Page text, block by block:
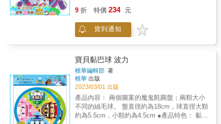
球。 盤背的魔鬼氈扣帶可調整，便於固定手
部。 黏著力高，背袋方便調整，用法簡易，適
合親子戶外遊戲，開心動一動！ ★玩法介紹：
投擲增加難度。 兩人以上玩：可依據自己和同
伴的力氣大小決定距離的遠近
9 折 特價 234 元
貨到通知
寶貝黏巴球 波力
根華編輯部 著
根華 出版
2023/03/01 出版
產品內容： 兩個圖案的魔鬼氈圓盤；兩顆大小
不同的絨毛球。 盤直徑約為18cm，球直徑大顆
約為5.5cm，小顆約為4.5cm ●產品特色： 黏巴